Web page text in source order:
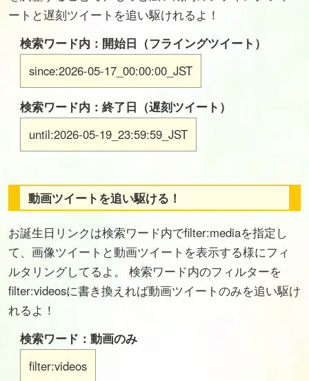
ートと遅刻ツイートを追い駆けれるよ！
検索ワード内：開始日（フライングツイート）
since:2026-05-17_00:00:00_JST
検索ワード内：終了日（遅刻ツイート）
until:2026-05-19_23:59:59_JST
動画ツイートを追い駆ける！
お誕生日リンクは検索ワード内でfilter:mediaを指定し
て、画像ツイートと動画ツイートを表示する様にフィ
ルタリングしてるよ。 検索ワード内のフィルターを
filter:videosに書き換えれば動画ツイートのみを追い駆け
れるよ！
検索ワード：動画のみ
filter:videos